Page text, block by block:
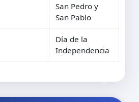
San Pedro y
San Pablo
Día de la
Independencia